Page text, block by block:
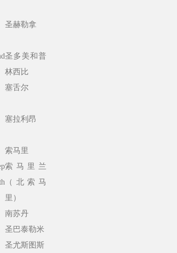
圣赫勒拿
圣多美和普
林西比
塞舌尔
塞拉利昂
索马里
索马里兰
（北索马
里）
南苏丹
圣巴泰勒米
圣尤斯图斯